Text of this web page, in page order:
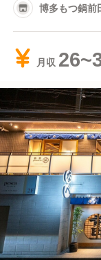
博多もつ鍋前
月収